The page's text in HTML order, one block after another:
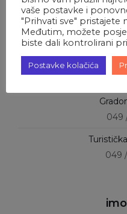
049
049
vaše postavke i
"Prihvati sve" pristajete
Međutim, možete
biste dali kontrolirani
Postavke kolačića